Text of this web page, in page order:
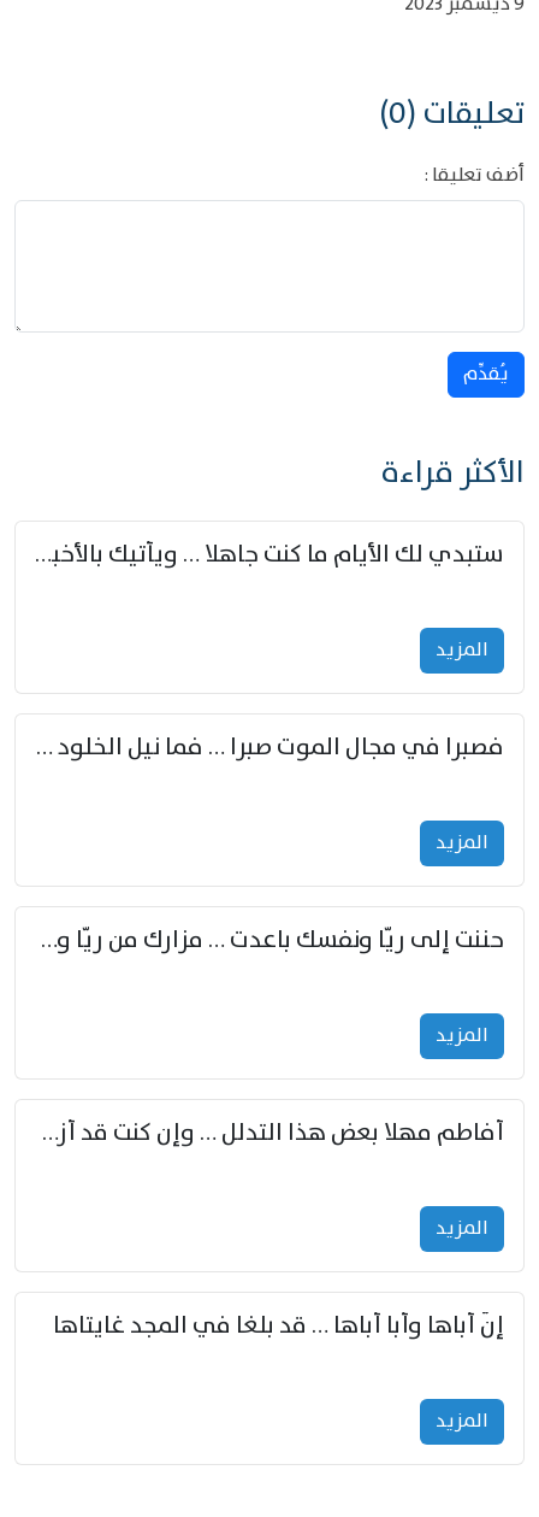
تعليقات (0)
أضف تعليقا :
يُقدِّم
الأكثر قراءة
ستبدي لك الأيام ما كنت جاهلا … ويأتيك بالأخبار من لم تزوّد
المزید
فصبرا في مجال الموت صبرا … فما نيل الخلود بمستطاع
المزید
حننت إلى ريّا ونفسك باعدت … مزارك من ريّا وشعباكما معا
المزید
أفاطم مهلا بعض هذا التدلل … وإن كنت قد أزمعت صرمي فأجملي
المزید
إنّ أباها وأبا أباها … قد بلغا في المجد غايتاها
المزید